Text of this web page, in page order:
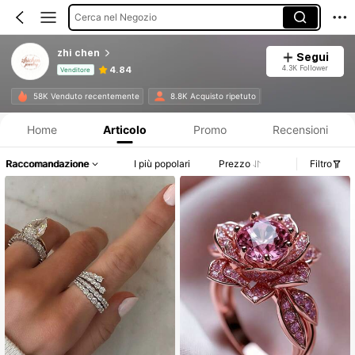
Cerca nel Negozio
zhi chen
Venditore 4.84
Segui
4.3K Follower
58K Venduto recentemente 8.8K Acquisto ripetuto
Home Articolo Promo Recensioni
Raccomandazione I più popolari Prezzo Filtro